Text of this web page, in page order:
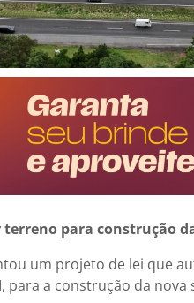
para construção
um projeto de lei que
para a construção da nova